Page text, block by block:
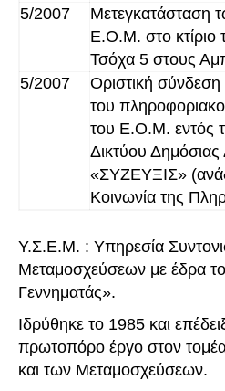
5/2007
Μετεγκατάσταση
Ε.Ο.Μ. στο κτίριο
Τσόχα 5 στους
5/2007
Οριστική σύνδεση
του
του Ε.Ο.Μ. εντός
Δικτύου Δημόσιας
«ΣΥΖΕΥΞΙΣ»
Κοινωνία της
Υ.Σ.Ε.Μ. : Υπηρεσία
Μεταμοσχεύσεων με έδρα
Γεννηματάς».
Ιδρύθηκε το 1985 και
πρωτοπόρο έργο στον
και των Μεταμοσχεύσεων.